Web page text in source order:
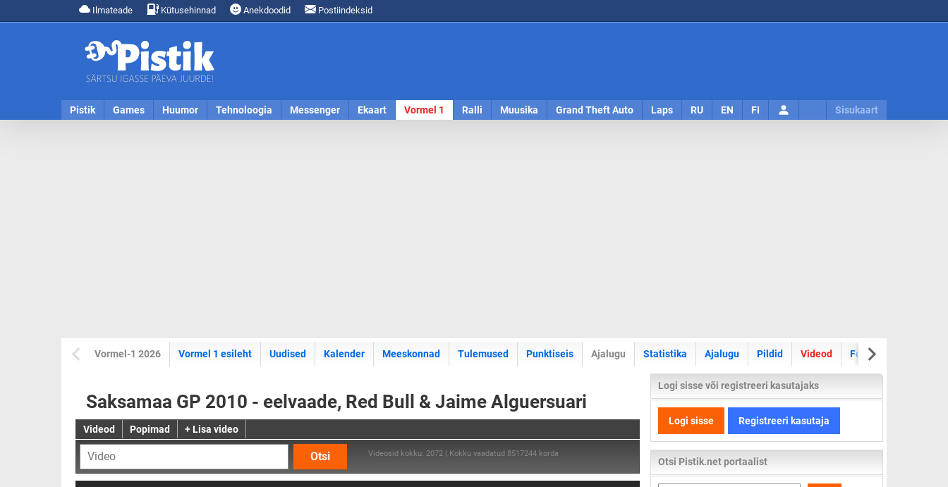
Ilmateade Kütusehinnad Anekdoodid Postiindeksid
Pistik Games Huumor Tehnoloogia Messenger Ekaart Vormel 1 Ralli Muusika Grand Theft Auto Laps RU EN FI Sisukaart
Vormel-1 2026 Vormel 1 esileht Uudised Kalender Meeskonnad Tulemused Punktiseis Ajalugu Statistika Ajalugu Pildid Videod Foorum
Saksamaa GP 2010 - eelvaade, Red Bull & Jaime Alguersuari
Videod Popimad + Lisa video
Otsi Videosid kokku: 2072 | Kokku vaadatud 8517244 korda
Logi sisse või registreeri kasutajaks
Logi sisse Registreeri kasutaja
Otsi Pistik.net portaalist